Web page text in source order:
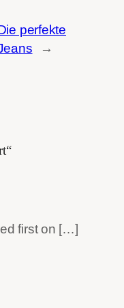
perfekte
→
first on […]